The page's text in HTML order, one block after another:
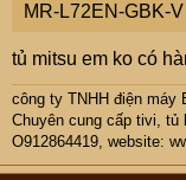
MR-L72EN-GBK-V
tủ mitsu em ko có
công ty TNHH điện máy
Chuyên cung cấp tivi, tủ
O912864419, website: